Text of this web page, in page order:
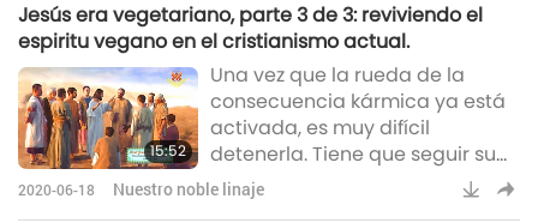
Jesús era vegetariano, parte 3 de 3: reviviendo el
espiritu vegano en el cristianismo actual.
15:52
Una vez que la rueda de la
consecuencia kármica ya está
activada, es muy difícil
detenerla. Tiene que seguir su
curso. SÉ VEGANO TOTAL. Es
como si te equivocas, vas hacia
2020-06-18 Nuestro noble linaje